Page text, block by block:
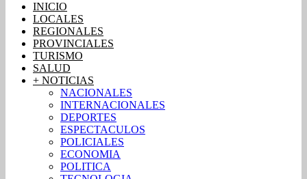
INICIO
LOCALES
REGIONALES
PROVINCIALES
TURISMO
SALUD
+ NOTICIAS
NACIONALES
INTERNACIONALES
DEPORTES
ESPECTACULOS
POLICIALES
ECONOMIA
POLITICA